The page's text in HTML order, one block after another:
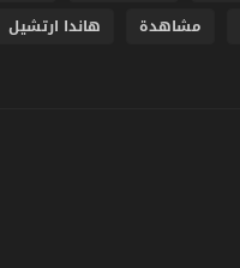
مشاهدة هاندا ارتشيل